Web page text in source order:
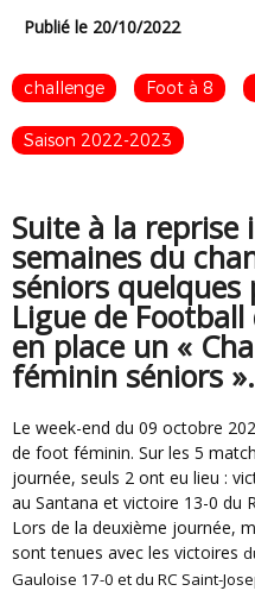
Publié le 20/10/2022
challenge Foot à 8
Saison 2022-2023
Suite à la reprise
semaines du
séniors
Ligue de
en place un «
féminin séniors
Le week-end du 09 octobre 2022 a vu la reprise du championnat
de foot féminin. Sur les 5
journée, seuls 2 ont eu lieu :
au Santana et victoire 13-0 du
Lors de la deuxième journée,
sont tenues avec les victoires
Gauloise 17-0 et du RC Saint-